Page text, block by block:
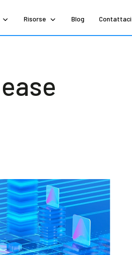
Risorse Blog Contattaci